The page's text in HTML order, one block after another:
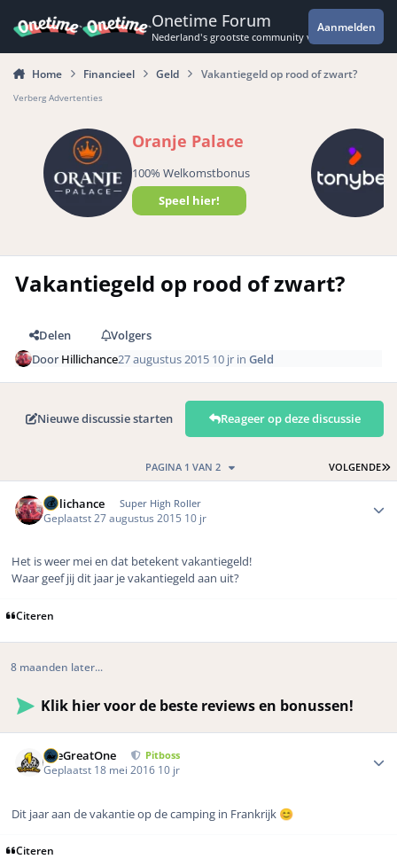
Onetime Forum
Nederland's grootste community voor de
Aanmelden
Home Financieel Geld Vakantiegeld op rood of zwart?
Verberg Advertenties
Oranje Palace
100% Welkomstbonus
Speel hier!
Vakantiegeld op rood of zwart?
Delen
Volgers
DoorHillichance27 augustus 2015 10 jr inGeld
Nieuwe discussie starten Reageer op deze discussie
VOLGENDE
PAGINA 1 VAN 2
Hillichance Super High Roller
Geplaatst 27 augustus 2015 10 jr
Het is weer mei en dat betekent vakantiegeld!
Waar geef jij dit jaar je vakantiegeld aan uit?
Citeren
8 maanden later...
Klik hier voor de beste reviews en bonussen!
TheGreatOne Pitboss
Geplaatst 18 mei 2016 10 jr
Dit jaar aan de vakantie op de camping in Frankrijk 😊
Citeren